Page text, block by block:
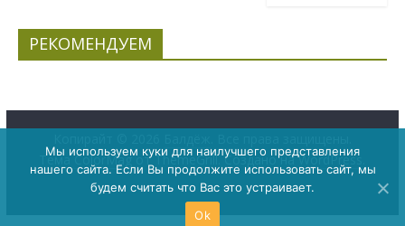
РЕКОМЕНДУЕМ
ТемаColorMagот ThemeGrill. Создано наWordPress
Мы используем куки для наилучшего представления
нашего сайта. Если Вы продолжите использовать сайт, мы
будем считать что Вас это устраивает.
Ok